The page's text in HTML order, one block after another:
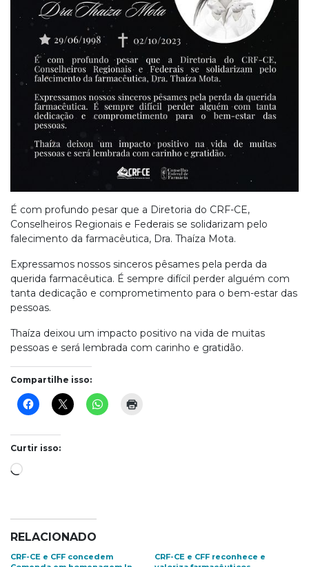
É com profundo pesar que a Diretoria do CRF-CE,
Conselheiros Regionais e Federais se solidarizam pelo
falecimento da farmacêutica, Dra. Thaíza Mota.
Expressamos nossos sinceros pêsames pela perda da
querida farmacêutica. É sempre difícil perder alguém com
tanta dedicação e comprometimento para o bem-estar das
pessoas.
Thaíza deixou um impacto positivo na vida de muitas
pessoas e será lembrada com carinho e gratidão.
Compartilhe isso:
Curtir isso:
Carregando...
RELACIONADO
CRF-CE e CFF concedem
CRF-CE e CFF reconhece e